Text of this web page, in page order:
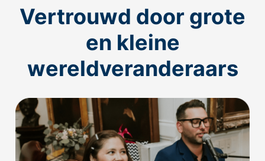
Vertrouwd door grote
en kleine
wereldveranderaars